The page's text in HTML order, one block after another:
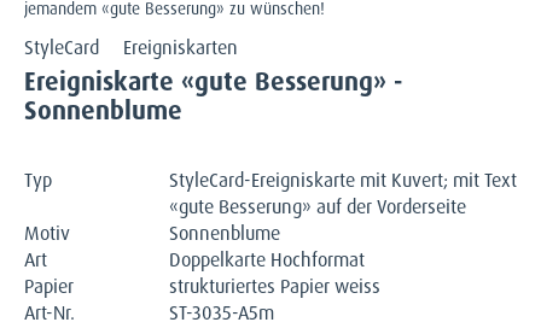
jemandem «gute Besserung» zu wünschen!
StyleCard Ereigniskarten
Ereigniskarte «gute Besserung» -
Sonnenblume
Typ
StyleCard-Ereigniskarte mit Kuvert; mit Text
«gute Besserung» auf der Vorderseite
Motiv
Sonnenblume
Art
Doppelkarte Hochformat
Papier
strukturiertes Papier weiss
Art-Nr.
ST-3035-A5m